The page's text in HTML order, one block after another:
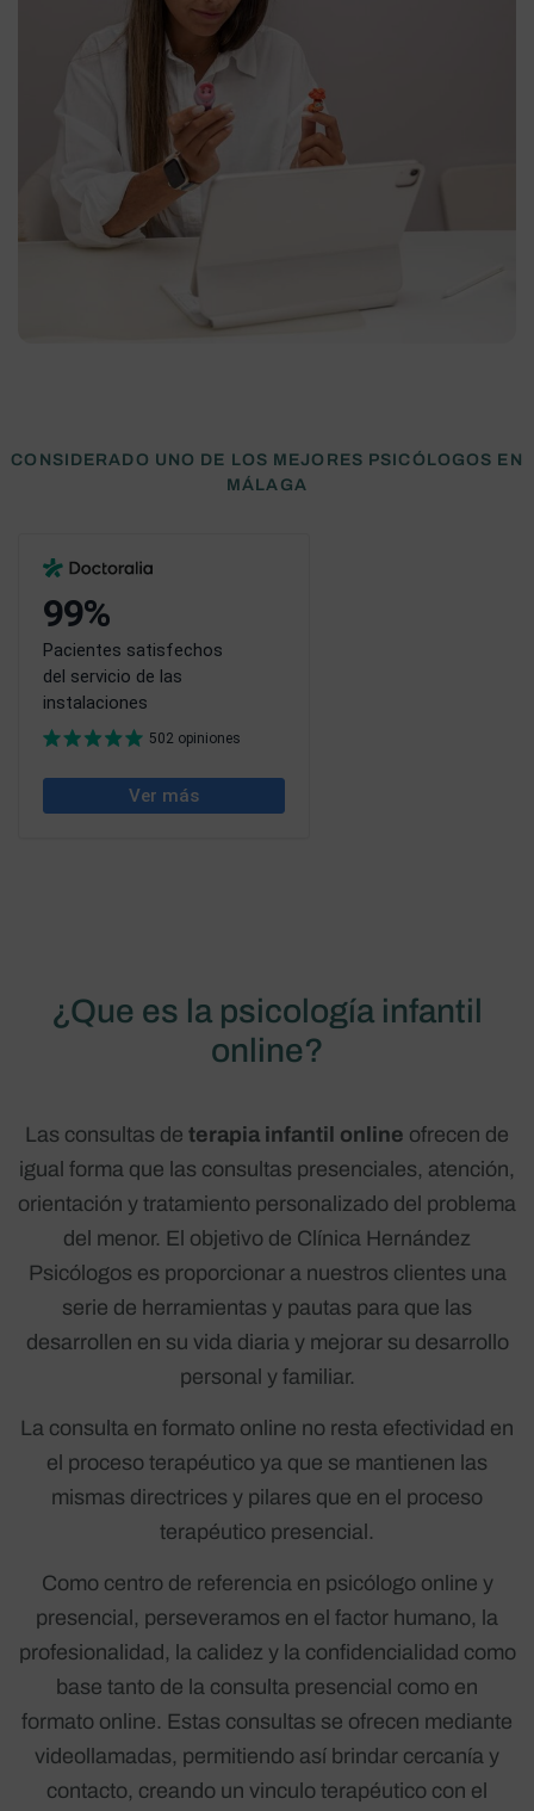
CONSIDERADO UNO DE LOS MEJORES PSICÓLOGOS EN
MÁLAGA
¿Que es la psicología infantil
online?
Las consultas de terapia infantil online ofrecen de
igual forma que las consultas presenciales, atención,
orientación y tratamiento personalizado del problema
del menor. El objetivo de Clínica Hernández
Psicólogos es proporcionar a nuestros clientes una
serie de herramientas y pautas para que las
desarrollen en su vida diaria y mejorar su desarrollo
personal y familiar.
La consulta en formato online no resta efectividad en
el proceso terapéutico ya que se mantienen las
mismas directrices y pilares que en el proceso
terapéutico presencial.
Como centro de referencia en psicólogo online y
presencial, perseveramos en el factor humano, la
profesionalidad, la calidez y la confidencialidad como
base tanto de la consulta presencial como en
formato online. Estas consultas se ofrecen mediante
videollamadas, permitiendo así brindar cercanía y
contacto, creando un vinculo terapéutico con el